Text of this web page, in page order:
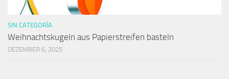
SIN CATEGORÍA
Weihnachtskugeln aus Papierstreifen basteln
DEZEMBER 6, 2025